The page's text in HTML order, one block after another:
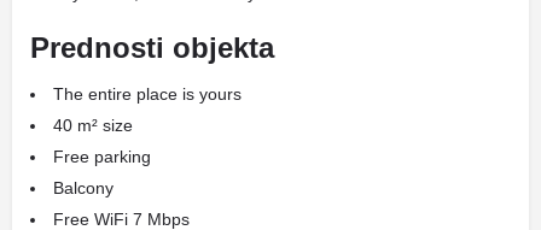
Prednosti objekta
The entire place is yours
40 m² size
Free parking
Balcony
Free WiFi 7 Mbps